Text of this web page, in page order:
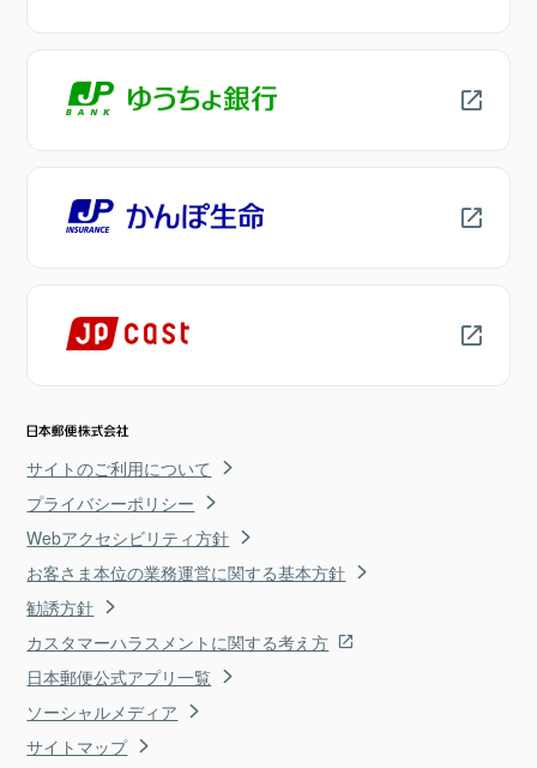
サイトのご利用について
プライバシーポリシー
Webアクセシビリティ方針
お客さま本位の業務運営に関する基本方針
勧誘方針
カスタマーハラスメントに関する考え方
日本郵便公式アプリ一覧
ソーシャルメディア
サイトマップ